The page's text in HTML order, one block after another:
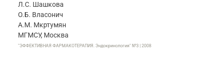
Л.С. Шашкова
О.Б. Власонич
А.М. Мкртумян
МГМСУ, Москва
"ЭФФЕКТИВНАЯ ФАРМАКОТЕРАПИЯ. Эндокринология" №3 | 2008